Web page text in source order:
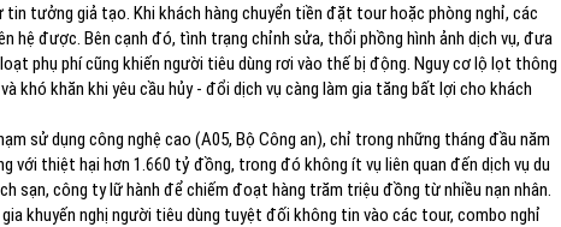
tưởng giả tạo. Khi khách hàng chuyển tiền đặt tour hoặc phòng nghỉ, các
hệ được. Bên cạnh đó, tình trạng chỉnh sửa, thổi phồng hình ảnh dịch vụ, đưa
phụ phí cũng khiến người tiêu dùng rơi vào thế bị động. Nguy cơ lộ lọt thông
khó khăn khi yêu cầu hủy - đổi dịch vụ càng làm gia tăng bất lợi cho khách
sử dụng công nghệ cao (A05, Bộ Công an), chỉ trong những tháng đầu năm
với thiệt hại hơn 1.660 tỷ đồng, trong đó không ít vụ liên quan đến dịch vụ du
sạn, công ty lữ hành để chiếm đoạt hàng trăm triệu đồng từ nhiều nạn nhân.
khuyến nghị người tiêu dùng tuyệt đối không tin vào các tour, combo nghỉ